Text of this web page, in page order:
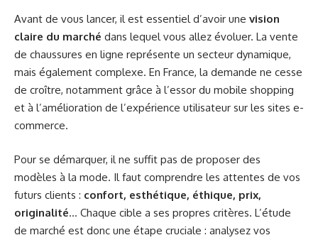
Avant de vous lancer, il est essentiel d’avoir une vision
claire du marché dans lequel vous allez évoluer. La vente
de chaussures en ligne représente un secteur dynamique,
mais également complexe. En France, la demande ne cesse
de croître, notamment grâce à l’essor du mobile shopping
et à l’amélioration de l’expérience utilisateur sur les sites e-
commerce.
Pour se démarquer, il ne suffit pas de proposer des
modèles à la mode. Il faut comprendre les attentes de vos
futurs clients : confort, esthétique, éthique, prix,
originalité… Chaque cible a ses propres critères. L’étude
de marché est donc une étape cruciale : analysez vos